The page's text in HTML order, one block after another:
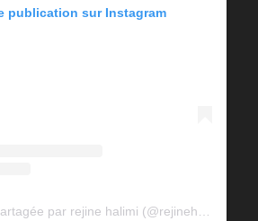
publication sur Instagram